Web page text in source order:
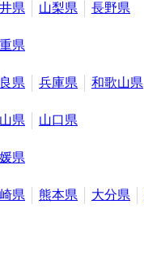
県 山梨県 長野県
県
県 兵庫県 和歌山県
県 山口県
県
県 熊本県 大分県